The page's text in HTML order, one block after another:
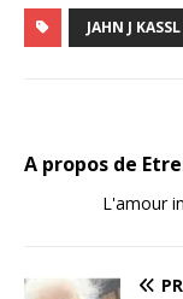
JAHN J KASSL
A propos de
L'amour